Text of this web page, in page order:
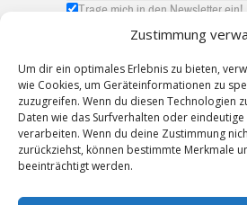
Zustimmung
Um dir ein optimales Erlebnis zu bieten,
wie Cookies, um Geräteinformationen zu
zuzugreifen. Wenn du diesen Technologien
Daten wie das Surfverhalten oder
verarbeiten. Wenn du deine Zustimmung
zurückziehst, können bestimmte Merkmale
beeinträchtigt werden.
Trage mich in den Newsletter ein!